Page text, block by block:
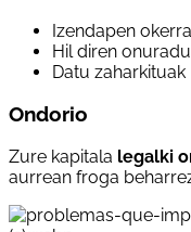
Izendapen
Hil diren
Datu zaharkituak
Ondorio
Zure kapitala legalki
aurrean froga